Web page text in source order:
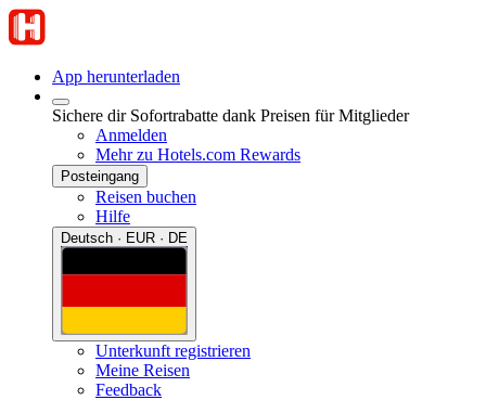
App herunterladen
Sichere dir Sofortrabatte dank Preisen für Mitglieder
Anmelden
Mehr zu Hotels.com Rewards
Posteingang
Reisen buchen
Hilfe
Deutsch · EUR · DE
Unterkunft registrieren
Meine Reisen
Feedback